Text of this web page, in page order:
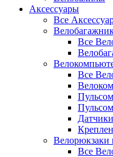
Аксессуары
Все
Все
Все
Велорюкзаки
Все